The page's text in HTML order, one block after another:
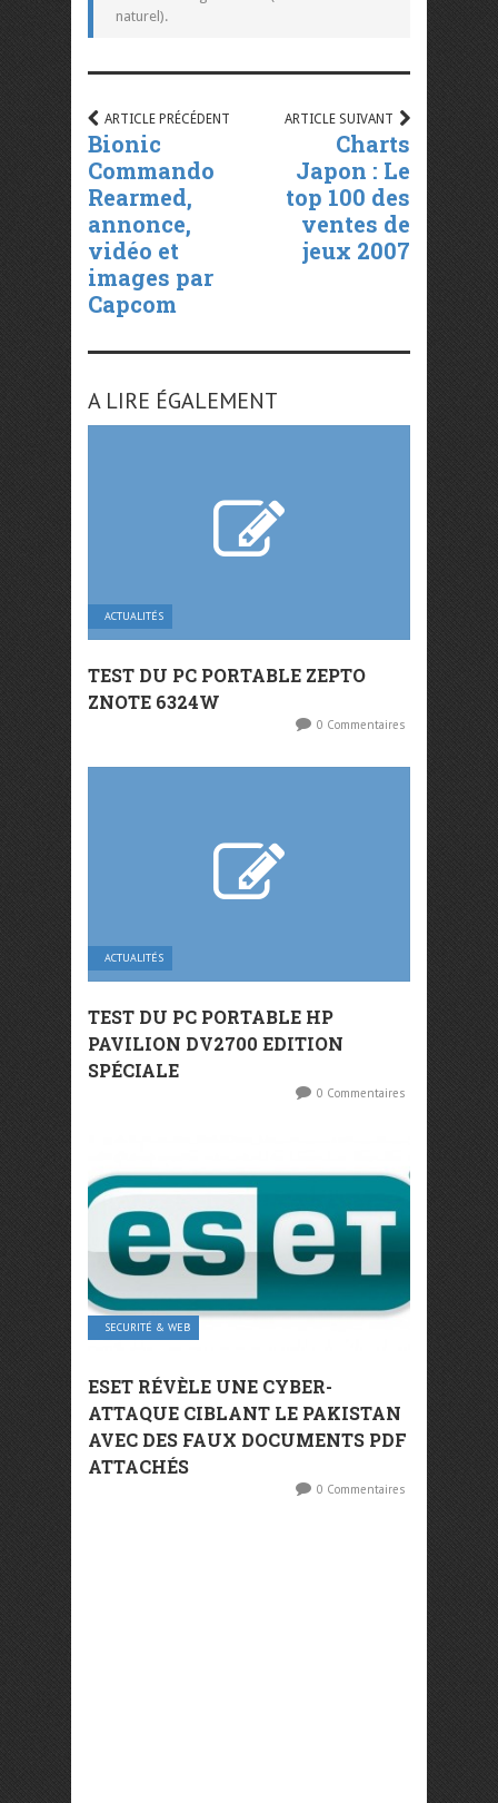
naturel).
ARTICLE PRÉCÉDENT
Bionic
Commando
Rearmed,
annonce,
vidéo et
images par
Capcom
ARTICLE SUIVANT
Charts
Japon : Le
top 100 des
ventes de
jeux 2007
A LIRE ÉGALEMENT
ACTUALITÉS
TEST DU PC PORTABLE ZEPTO
ZNOTE 6324W
0 Commentaires
ACTUALITÉS
TEST DU PC PORTABLE HP
PAVILION DV2700 EDITION
SPÉCIALE
0 Commentaires
SECURITÉ & WEB
ESET RÉVÈLE UNE CYBER-
ATTAQUE CIBLANT LE PAKISTAN
AVEC DES FAUX DOCUMENTS PDF
ATTACHÉS
0 Commentaires